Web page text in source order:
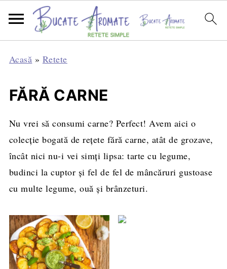
Acasă » Retete
FĂRĂ CARNE
Nu vrei să consumi carne? Perfect! Avem aici o
colecție bogată de rețete fără carne, atât de grozave,
încât nici nu-i vei simți lipsa: tarte cu legume,
budinci la cuptor și fel de fel de mâncăruri gustoase
cu multe legume, ouă și brânzeturi.